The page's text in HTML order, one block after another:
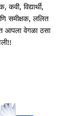
विद्यार्थी,
समीक्षक, ललित
आपला वेगळा ठसा